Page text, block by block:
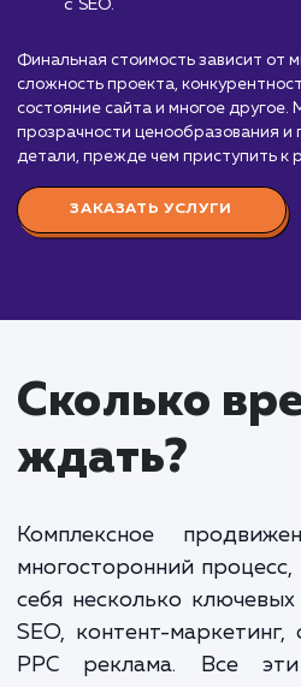
"Комплексное
процесс, включающий в
начиная от SEO и
маркетингом.
99 000 руб. в месяц,
и процент от
показателей позволяет
конкретные результаты.
предусматривает
которую мы помогаем
плана предполагает
бонусы за достижение
каналы и/или оплата
с SEO.